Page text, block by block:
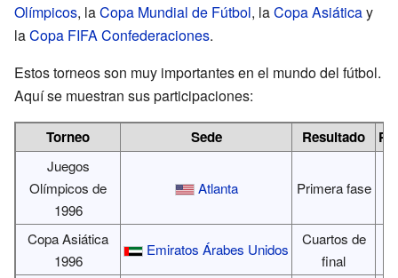
Olímpicos, laCopa Mundial de Fútbol, laCopa Asiáticay
laCopa FIFA Confederaciones.
Estos torneos son muy importantes en el mundo del fútbol.
Aquí se muestran sus participaciones:
Torneo Sede Resultado
Juegos
Olímpicos de
1996
Atlanta Primera fase
Copa Asiática
1996
Emiratos Árabes Unidos
Cuartos de
final